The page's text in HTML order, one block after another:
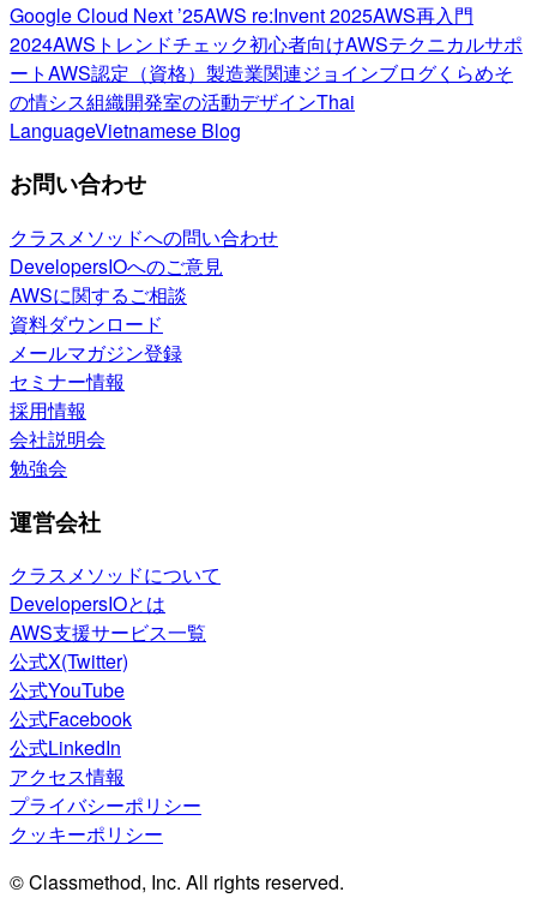
Google Cloud Next ’25AWS re:Invent 2025AWS再入門
2024AWSトレンドチェック初心者向けAWSテクニカルサポ
ートAWS認定（資格） 製造業関連ジョインブログくらめそ
の情シス組織開発室の活動デザインThai
LanguageVietnamese Blog
お問い合わせ
クラスメソッドへの問い合わせ
DevelopersIOへのご意見
AWSに関するご相談
資料ダウンロード
メールマガジン登録
セミナー情報
採用情報
会社説明会
勉強会
運営会社
クラスメソッドについて
DevelopersIOとは
AWS支援サービス一覧
公式X(Twitter)
公式YouTube
公式Facebook
公式LinkedIn
アクセス情報
プライバシーポリシー
クッキーポリシー
© Classmethod, Inc. All rights reserved.